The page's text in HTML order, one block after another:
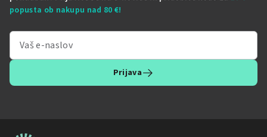
popusta ob nakupu nad 80 €!
Prijava